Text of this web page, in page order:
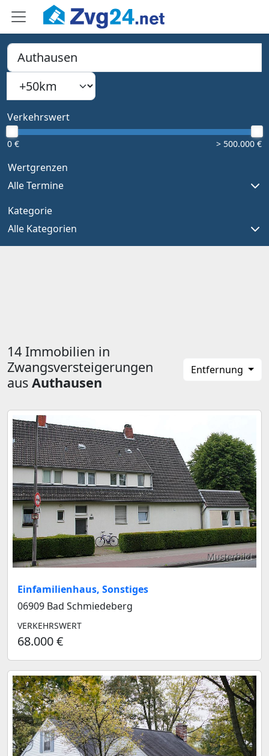
PLZ, Ort oder Bundesland
Type 1 or more characters for results.
Suchradius
Verkehrswert
0 € > 500.000 €
Wertgrenzen
Alle Termine
Kategorie
Alle Kategorien
14 Immobilien in
Zwangsversteigerungen
aus Authausen
Entfernung
Musterbild
Einfamilienhaus, Sonstiges
06909 Bad Schmiedeberg
VERKEHRSWERT
68.000 €